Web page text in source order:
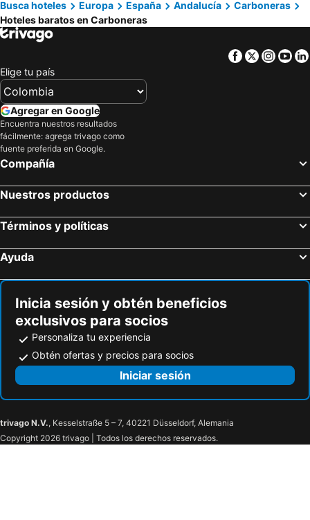
Hotel El Puntazo
Hotel Tio Felipe
Hotel Best Mojácar
Hotel Las Calas
Hotel Senderos
Hotel Mojácar Playa
Hospedium Hotel Continental
Hotel Servigroup Marina Mar
Cortijo Boutique Siete Calas
Hotel Punta del Cantal
miKasa Agua Amarga & SPA
Hospedería Ancladero
Boutique Hotel El Olivar
Hotel Simón
Hotel Marazul
Calachica Las Negras Hotel Boutique
Botaniq Hotel Boutique
Busca hoteles Europa España Andalucía
Carboneras
Hoteles baratos en Carboneras
Facebook
Twitter
Elige tu país
Agregar en Google
Encuentra nuestros resultados
fácilmente: agrega trivago como
fuente preferida en Google.
Compañía
Nuestros productos
Términos y políticas
Ayuda
Inicia sesión y obtén beneficios
exclusivos para socios
Personaliza tu experiencia
Obtén ofertas y precios para socios
Iniciar sesión
trivago N.V., Kesselstraße 5 – 7, 40221 Düsseldorf, Alemania
Copyright 2026 trivago | Todos los derechos reservados.